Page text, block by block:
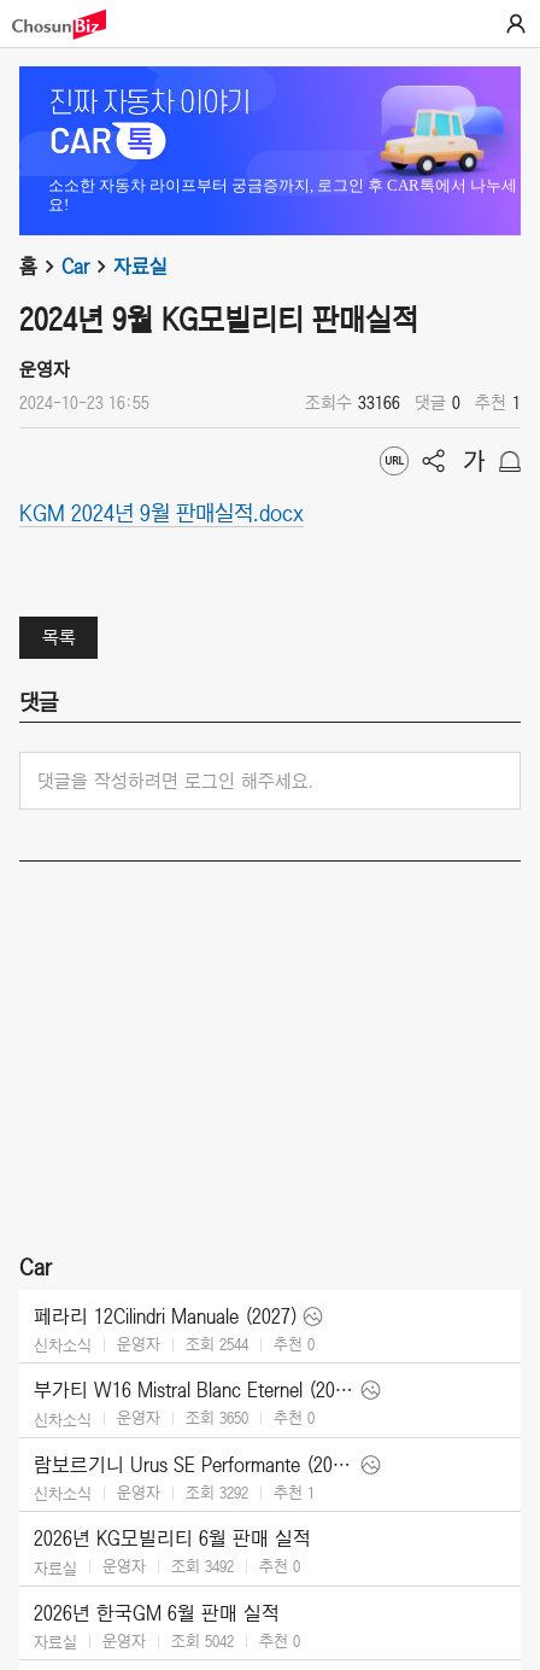
소소한 자동차 라이프부터 궁금증까지, 로그인 후 CAR톡에서 나누세
요!
홈 Car 자료실
2024년 9월 KG모빌리티 판매실적
운영자
2024-10-23 16:55 조회수 33166 댓글 0 추천 1
KGM 2024년 9월 판매실적.docx
목록
댓글
댓글을 작성하려면 로그인 해주세요.
Car
페라리 12Cilindri Manuale (2027)
신차소식 운영자 조회 2544 추천 0
부가티 W16 Mistral Blanc Eternel (2026)
신차소식 운영자 조회 3650 추천 0
람보르기니 Urus SE Performante (2027)
신차소식 운영자 조회 3292 추천 1
2026년 KG모빌리티 6월 판매 실적
자료실 운영자 조회 3492 추천 0
2026년 한국GM 6월 판매 실적
자료실 운영자 조회 5042 추천 0